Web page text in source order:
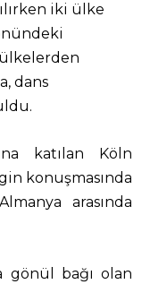
iki ülke
dans
katılan Köln
konuşmasında
arasında
gönül bağı olan